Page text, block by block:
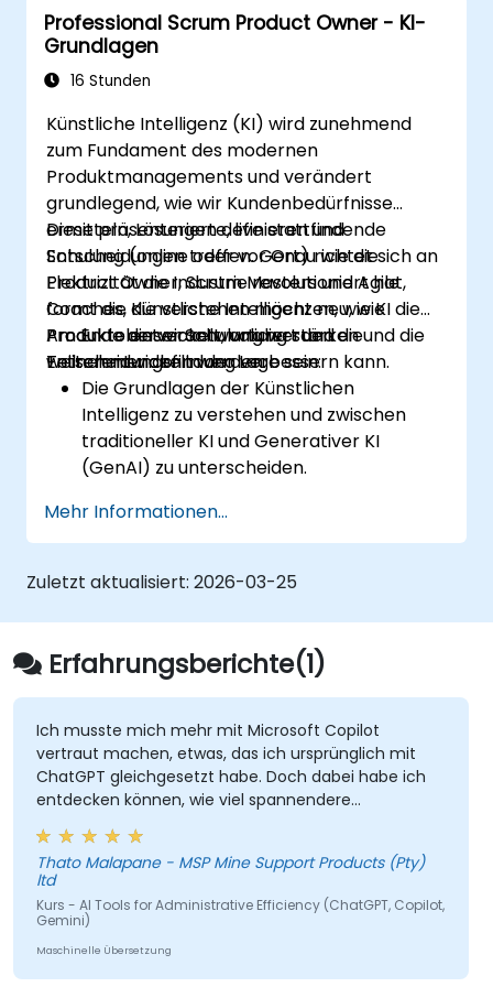
Professional Scrum Product Owner - KI-
Grundlagen
16 Stunden
Künstliche Intelligenz (KI) wird zunehmend
zum Fundament des modernen
Produktmanagements und verändert
grundlegend, wie wir Kundenbedürfnisse
ermitteln, Lösungen definieren und
Entscheidungen treffen. Genau wie die
Elektrizität die Industrie revolutioniert hat,
formt die Künstliche Intelligenz neu, wie
Produkte entwickelt, validiert und
weiterentwickelt werden.
Diese präsenterierte, live stattfindende
Schulung (online oder vor Ort) richtet sich an
Product Owner, Scrum Masters und Agile
Coaches, die verstehen möchten, wie KI die
Produktoberverantwortung stärken und die
Entscheidungsfindung verbessern kann.
Am Ende dieser Schulung werden die
Teilnehmenden in der Lage sein:
Die Grundlagen der Künstlichen
Intelligenz zu verstehen und zwischen
traditioneller KI und Generativer KI
(GenAI) zu unterscheiden.
Product Owner anzuwenden
(einschliesslich der neuen Haltung des
Orchestrators) und KI einzusetzen, um
Experimentierers oder Kundenvertreters
– zu stärken.
Effektives Prompting zu beherrschen und
KI-Tools als intelligente
Kooperationspartner mit spezifischen
Fähigkeiten zu betrachten.
Das Kundenverständnis zu vertiefen und
KI-gestützte Personas für
Hypothesentests und die Ideenfindung zu
erstellen, dabei aber den authentischen
Kundenkontakt aufrechtzuerhalten.
Eine klare Produktvision entwickeln und
kommunizieren, indem strukturierte
Mehr Informationen...
Zuletzt aktualisiert: 2026-03-25
Erfahrungsberichte(1)
Ich musste mich mehr mit Microsoft Copilot
vertraut machen, etwas, das ich ursprünglich mit
ChatGPT gleichgesetzt habe. Doch dabei habe ich
entdecken können, wie viel spannendere
Möglichkeiten es gibt, die ich fortan nutzen werde,
um mir das Leben zu erleichtern.
Thato Malapane - MSP Mine Support Products (Pty)
ltd
Kurs - AI Tools for Administrative Efficiency (ChatGPT, Copilot,
Gemini)
Maschinelle Übersetzung